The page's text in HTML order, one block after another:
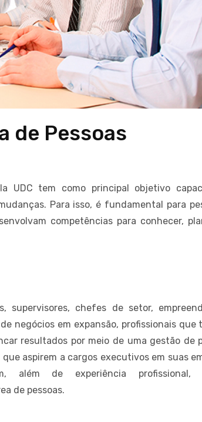
de Pessoas
UDC tem como principal objetivo
Para isso, é fundamental para
competências para conhecer,
supervisores, chefes de setor,
negócios em expansão, profissionais que
resultados por meio de uma gestão de
aspirem a cargos executivos em suas
além de experiência profissional,
de pessoas.